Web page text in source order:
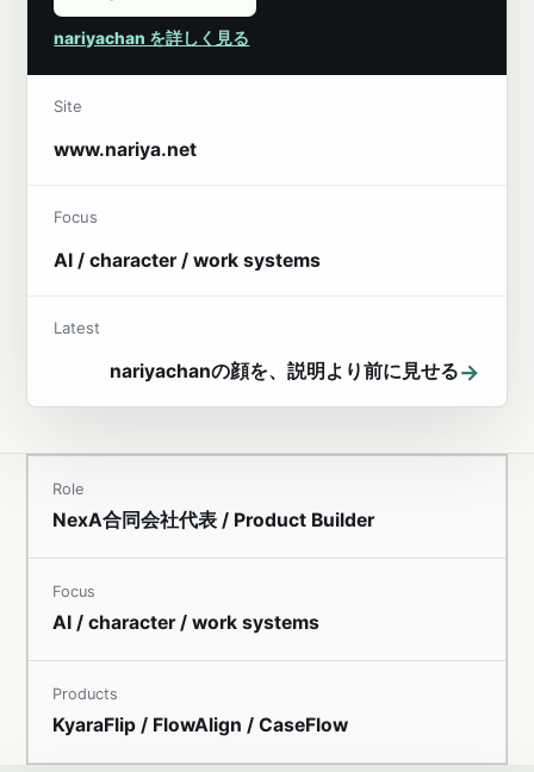
nariyachan を詳しく見る
Site
www.nariya.net
Focus
AI / character / work systems
Latest
nariyachanの顔を、説明より前に見せる→
Role
NexA合同会社代表 / Product Builder
Focus
AI / character / work systems
Products
KyaraFlip / FlowAlign / CaseFlow